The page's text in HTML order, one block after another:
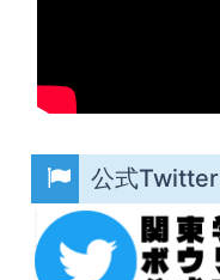
公式Twitter